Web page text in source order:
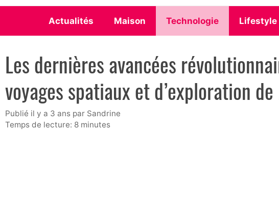
Actualités Maison Technologie Lifestyle
Les dernières avancées
voyages spatiaux et d’exploration
publié il y a 3 ans par Sandrine
Temps de lecture: 8 minutes